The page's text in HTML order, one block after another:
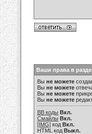
Ваши права в
Вы не можете
Вы не можете
Вы не можете
Вы не можете
BB коды Вкл.
Смайлы Вкл.
[IMG] код Вкл.
HTML код Выкл.